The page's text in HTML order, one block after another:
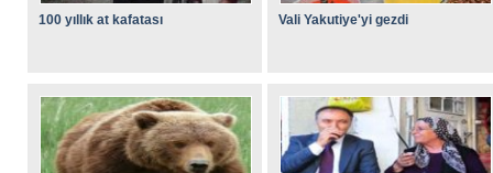
100 yıllık at kafatası Vali Yakutiye'yi gezdi